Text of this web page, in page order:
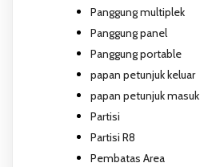
Panggung multiplek
Panggung panel
Panggung portable
papan petunjuk keluar
papan petunjuk masuk
Partisi
Partisi R8
Pembatas Area